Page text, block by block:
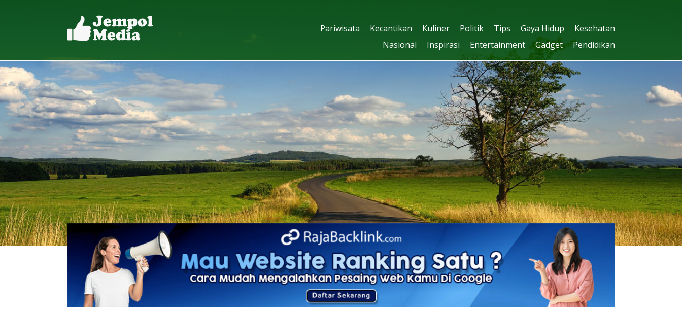
Pariwisata Kecantikan Kuliner Politik Tips Gaya Hidup
Kesehatan
Nasional
Inspirasi Entertainment Gadget Pendidikan